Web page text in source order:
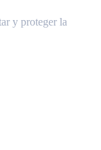
y proteger la
en la
dermatólogos